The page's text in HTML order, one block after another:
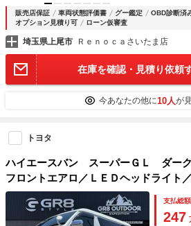
販売店保証 車両状態評価書 グー鑑定 OBD診断済
オプション見積り可
ローン仮審査
埼玉県上尾市 Ｒｅｎｏｃａさいたま店
在庫を確認・見積り依頼
今あなたの他に10人が
トヨタ
ハイエースバン スーパーＧＬ ダー
フロントエアロ／ＬＥＤヘッドライト
ＴＣ／バックカメラ／ＡＣ１００Ｖ／
ア／横滑り防止装置／スマートキー／
支払総額
247